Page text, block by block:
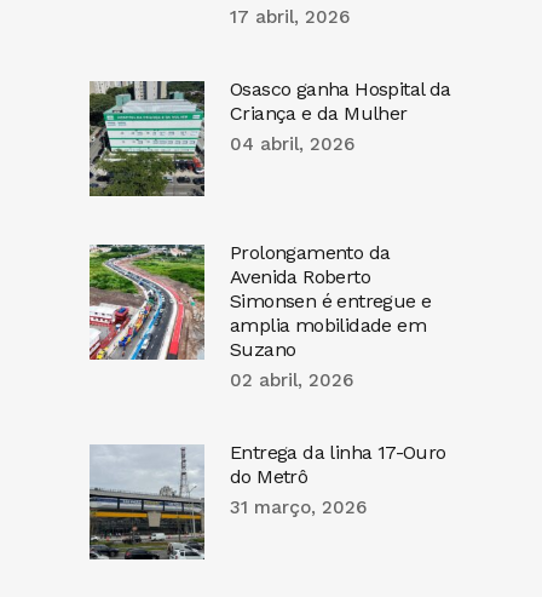
17 abril, 2026
Osasco ganha Hospital da
Criança e da Mulher
04 abril, 2026
Prolongamento da
Avenida Roberto
Simonsen é entregue e
amplia mobilidade em
Suzano
02 abril, 2026
Entrega da linha 17-Ouro
do Metrô
31 março, 2026